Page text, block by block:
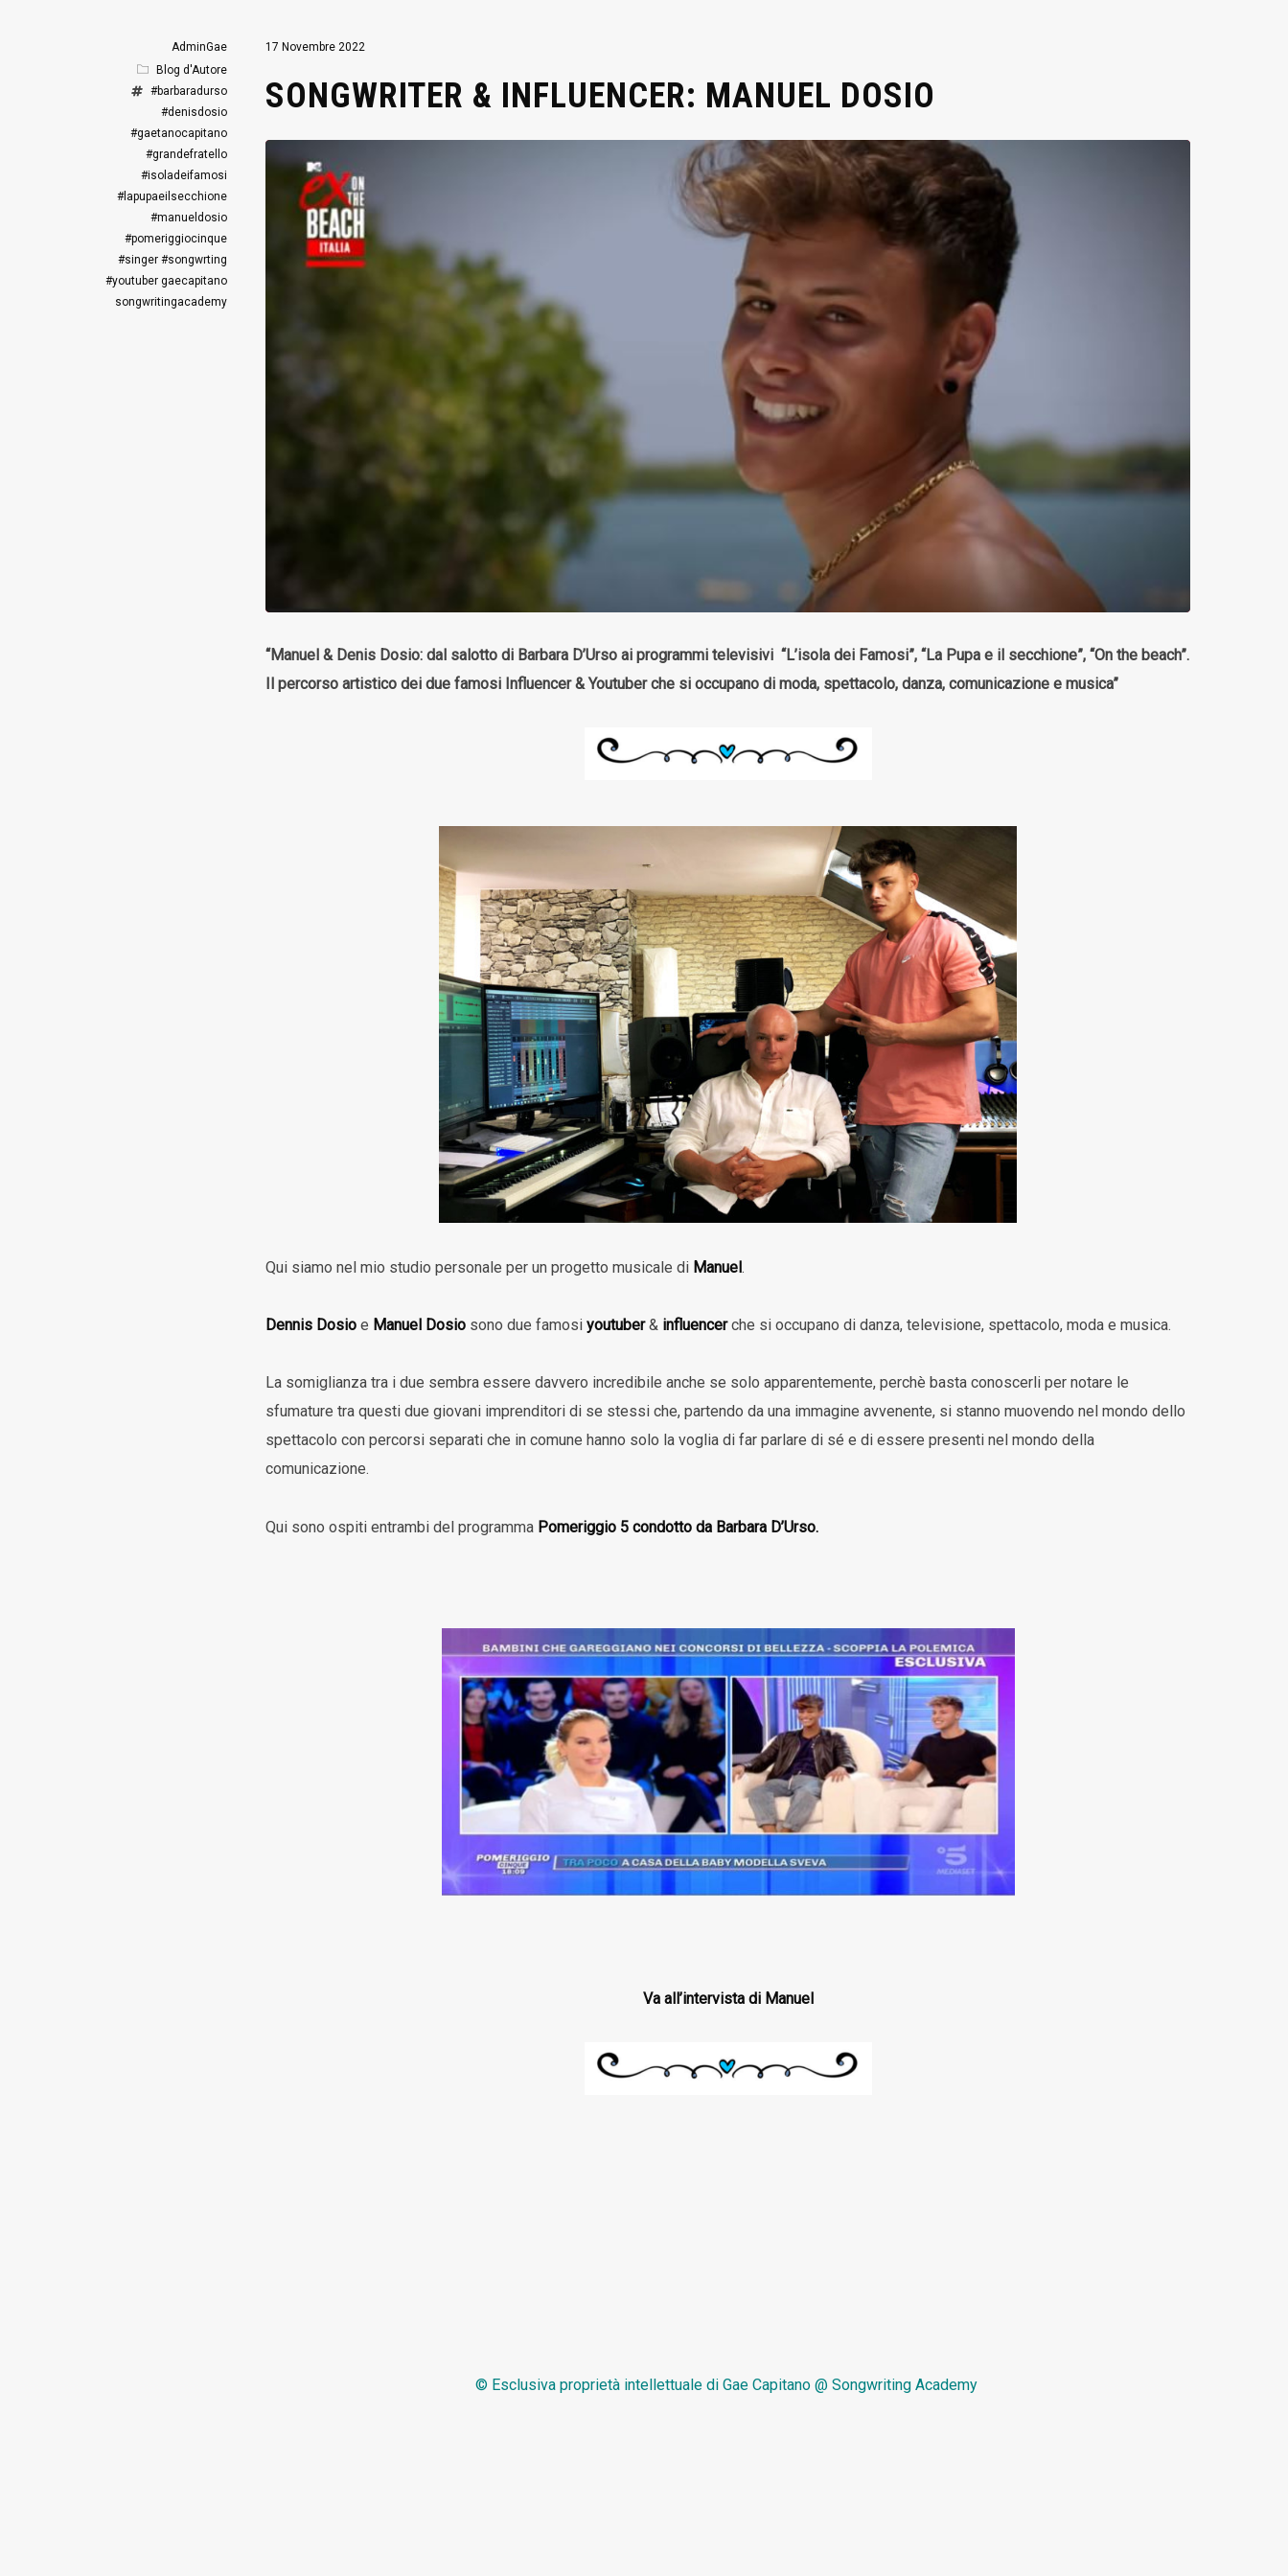
17 Novembre 2022
SONGWRITER & INFLUENCER: MANUEL DOSIO
“Manuel & Denis Dosio: dal salotto di Barbara D’Urso ai programmi televisivi “L’isola dei Famosi”, “La Pupa e il secchione”, “On the beach”.
Il percorso artistico dei due famosi Influencer & Youtuber che si occupano di moda, spettacolo, danza, comunicazione e musica”
Qui siamo nel mio studio personale per un progetto musicale di Manuel .
Dennis Dosio e Manuel Dosio sono due famosi youtuber& influencerche si occupano di danza, televisione, spettacolo, moda e musica.
La somiglianza tra i due sembra essere davvero incredibile anche se solo apparentemente, perchè basta conoscerli per notare le
sfumature tra questi due giovani imprenditori di se stessi che, partendo da una immagine avvenente, si stanno muovendo nel mondo dello
spettacolo con percorsi separati che in comune hanno solo la voglia di far parlare di sé e di essere presenti nel mondo della
comunicazione.
Qui sono ospiti entrambi del programma Pomeriggio 5 condotto da Barbara D’Urso.
Va all’intervista di Manuel
© Esclusiva proprietà intellettuale di Gae Capitano @ Songwriting Academy
AdminGae
Blog d'Autore
#barbaradurso
#denisdosio
#gaetanocapitano
#grandefratello
#isoladeifamosi
#lapupaeilsecchione
#manueldosio
#pomeriggiocinque
#singer #songwrting
#youtuber gaecapitano
songwritingacademy